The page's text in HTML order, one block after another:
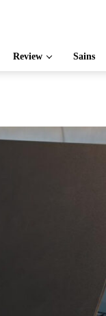
Review Sains